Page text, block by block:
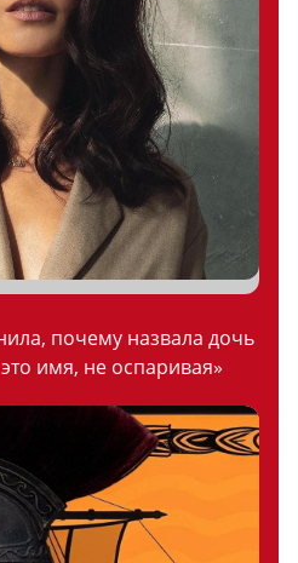
почему назвала дочь
имя, не оспаривая»